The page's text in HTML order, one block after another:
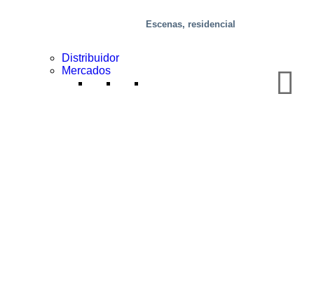
Escenas, residencial
Distribuidor
Mercados